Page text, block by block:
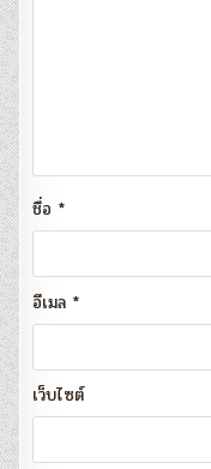
ชื่อ *
อีเมล *
เว็บไซต์